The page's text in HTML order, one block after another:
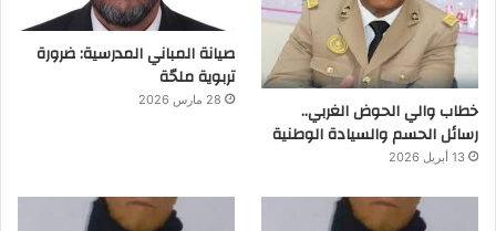
خطاب والي الحوض الغربي..
رسائل الحسم والسيادة الوطنية
13 أبريل 2026
صيانة المباني المدرسية: ضرورة
تربوية ملحّة
28 مارس 2026